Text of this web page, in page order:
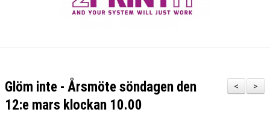
ANMÄLAN AKTIVITET
>
<
Glöm inte - Årsmöte söndagen den
12:e mars klockan 10.00